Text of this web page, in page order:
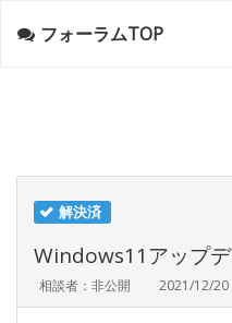
フォーラムTOP
解決済
Windows11アップデ
相談者：非公開 2021/12/20